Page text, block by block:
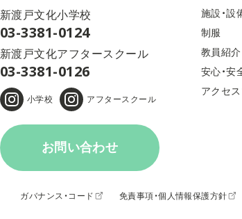
新渡戸文化小学校
03-3381-0124
新渡戸文化アフタースクール
03-3381-0126
小学校 アフタースクール
お問い合わせ
施設・設
制服
教員紹介
安心・安
アクセ
ガバナンス・コード 免責事項・個人情報保護方針